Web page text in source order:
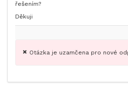
řešením?
Děkuji
Otázka je uzamčena pro nové